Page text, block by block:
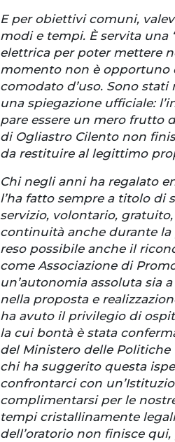
E per obiettivi comuni,
modi e tempi. È servita una
elettrica per poter mettere
momento non è opportuno
comodato d’uso. Sono stati
una spiegazione ufficiale:
pare essere un mero frutto
di Ogliastro Cilento non
da restituire al legittimo
Chi negli anni ha regalato
l’ha fatto sempre a titolo di
servizio, volontario,
continuità anche durante la
reso possibile anche il
come Associazione di
un’autonomia assoluta sia
nella proposta e
ha avuto il privilegio di
la cui bontà è stata
del Ministero delle Politiche
chi ha suggerito questa
confrontarci con
complimentarsi per le
tempi cristallinamente
dell’oratorio non finisce